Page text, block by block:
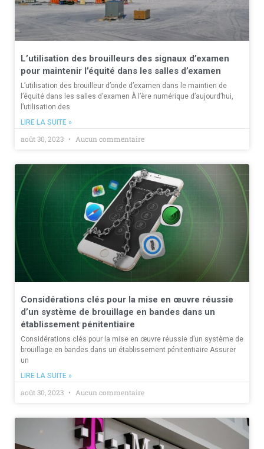
L’utilisation des brouilleurs des signaux d’examen
pour maintenir l’équité dans les salles d’examen
L’utilisation des brouilleur d’onde d’examen dans le maintien de
l’équité dans les salles d’examen À l’ère numérique d’aujourd’hui,
l’utilisation des
LIRE LA SUITE »
août 30, 2023 Aucun commentaire
Considérations clés pour la mise en œuvre réussie
d’un système de brouillage en bandes dans un
établissement pénitentiaire
Considérations clés pour la mise en œuvre réussie d’un système de
brouillage en bandes dans un établissement pénitentiaire Assurer
un
LIRE LA SUITE »
août 30, 2023 Aucun commentaire